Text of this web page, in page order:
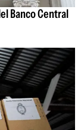
Banco Central